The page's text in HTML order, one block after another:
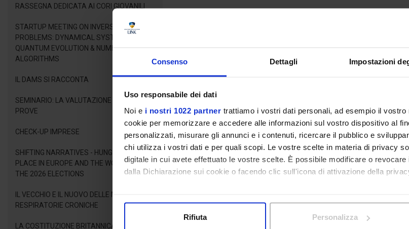
Consenso Dettagli Impostazioni
Uso responsabile dei dati
Noi e i nostri 1022 partner trattiamo i vostri dati personali, ad esempio il
cookie per memorizzare e accedere alle informazioni sul vostro dispositivo al
personalizzati, misurare gli annunci e i contenuti, ricercare il pubblico e
chi utilizza i vostri dati e per quali scopi. Le vostre scelte in materia di privacy
digitale in cui avete effettuato le vostre scelte. È possibile modificare o
dalla Dichiarazione sui cookie o facendo clic sull'icona di attivazione della
Identificare il tuo dispositivo, scansionandolo attivamente alla ricerca di
Rifiuta Personalizza
RASSEGNA DEDICATA AI CORI GIOVANILI
STARTUP MEETING ON INVERSE LINEAR
PROBLEMS: DYNAMICAL SYSTEMS,
QUANTUM EVOLUTION & NUMERICAL
ALGORITHMS
IL DAMS SI RACCONTA
SEMINARIO: LA VALUTAZIONE DELLE
PROVE
CHECK-UP IMPRESE
SHIFTING NARRATIVES - HUNGARY'S NEW
PLACE IN EUROPE AND THE WORLD AFTER
THE 2026 ELECTIONS
IL VECCHIO E IL NUOVO DELLE MALATTIE
RESPIRATORIE CRONICHE
LA COSTITUZIONE BRITANNICA NEL